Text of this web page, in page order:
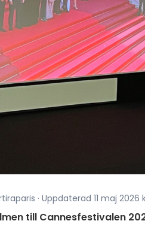
· Uppdaterad 11 maj 2026
till Cannesfestivalen